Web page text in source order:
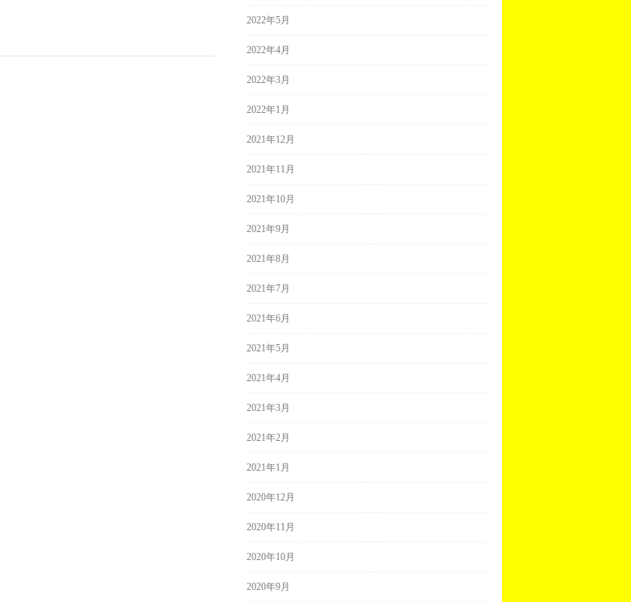
2022年5月
2022年4月
2022年3月
2022年1月
2021年12月
2021年11月
2021年10月
2021年9月
2021年8月
2021年7月
2021年6月
2021年5月
2021年4月
2021年3月
2021年2月
2021年1月
2020年12月
2020年11月
2020年10月
2020年9月